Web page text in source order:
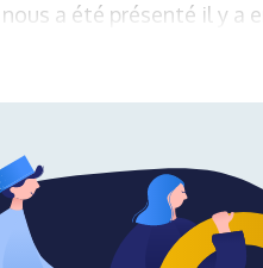
nous a été présenté il y a